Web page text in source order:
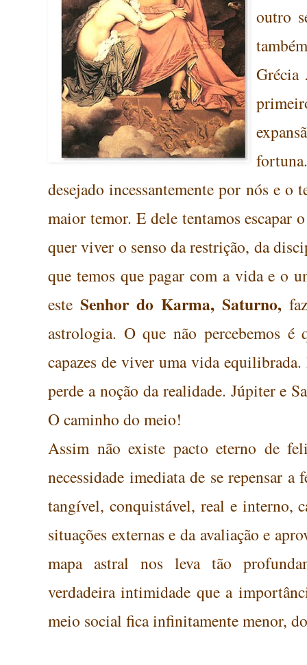
outro
desejado incessantemente por nós e o
maior temor. E dele tentamos escapar
quer viver o senso da restrição, da
que temos que pagar com a vida e o
este Senhor do Karma, Saturno,
astrologia. O que não percebemos é
capazes de viver uma vida equilibrada.
perde a noção da realidade. Júpiter e
O caminho do meio!
Assim não existe pacto eterno de
necessidade imediata de se repensar
tangível, conquistável, real e interno,
situações externas e da avaliação e
mapa astral nos leva tão
verdadeira intimidade que a
meio social fica infinitamente menor,